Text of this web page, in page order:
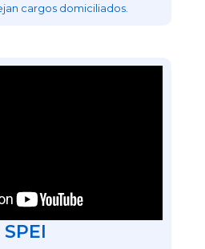
cargos domiciliados.
SPEI